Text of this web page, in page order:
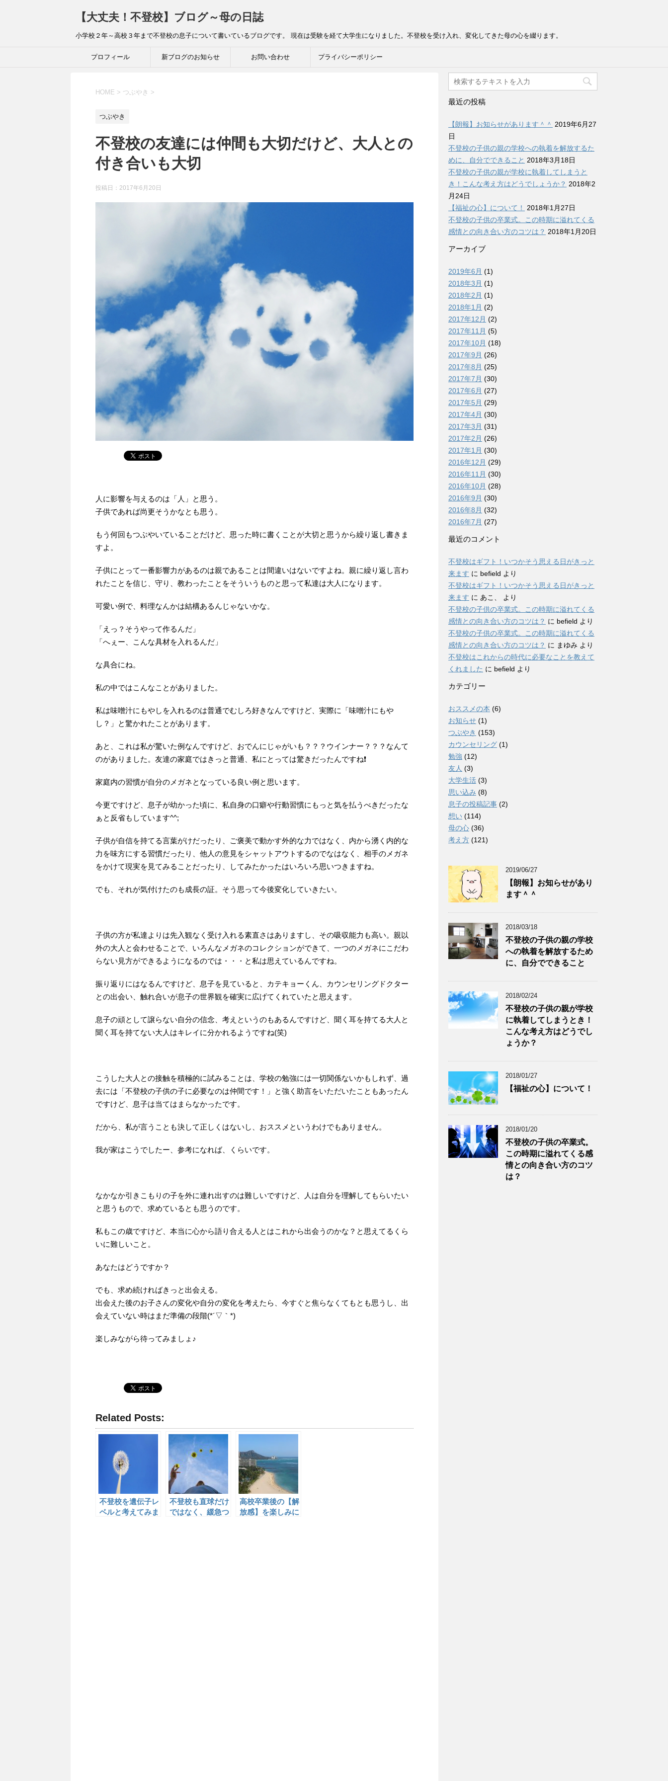
【大丈夫！不登校】ブログ～母の日誌
小学校２年～高校３年まで不登校の息子について書いているブログです。 現在は受験を経て大学生になりました。不登校を受け入れ、変化してきた母の心を綴ります。
プロフィール 新ブログのお知らせ お問い合わせ プライバシーポリシー
HOME > つぶやき >
つぶやき
不登校の友達には仲間も大切だけど、大人との
付き合いも大切
投稿日：2017年6月20日
人に影響を与えるのは「人」と思う。
子供であれば尚更そうかなとも思う。
もう何回もつぶやいていることだけど、思った時に書くことが大切と思うから繰り返し書きま
すよ。
子供にとって一番影響力があるのは親であることは間違いはないですよね。親に繰り返し言わ
れたことを信じ、守り、教わったことをそういうものと思って私達は大人になります。
可愛い例で、料理なんかは結構あるんじゃないかな。
「えっ？そうやって作るんだ」
「へぇー、こんな具材を入れるんだ」
な具合にね。
私の中ではこんなことがありました。
私は味噌汁にもやしを入れるのは普通でむしろ好きなんですけど、実際に「味噌汁にもや
し？」と驚かれたことがあります。
あと、これは私が驚いた例なんですけど、おでんにじゃがいも？？？ウインナー？？？なんて
のがありました。友達の家庭ではきっと普通、私にとっては驚きだったんですね❗️
家庭内の習慣が自分のメガネとなっている良い例と思います。
今更ですけど、息子が幼かった頃に、私自身の口癖や行動習慣にもっと気を払うべきだったな
ぁと反省もしています^^;
子供が自信を持てる言葉がけだったり、ご褒美で動かす外的な力ではなく、内から湧く内的な
力を味方にする習慣だったり、他人の意見をシャットアウトするのでなはなく、相手のメガネ
をかけて現実を見てみることだったり、してみたかったはいろいろ思いつきますね。
でも、それが気付けたのも成長の証。そう思って今後変化していきたい。
子供の方が私達よりは先入観なく受け入れる素直さはありますし、その吸収能力も高い。親以
外の大人と会わせることで、いろんなメガネのコレクションができて、一つのメガネにこだわ
らない見方ができるようになるのでは・・・と私は思えているんですね。
振り返りにはなるんですけど、息子を見ていると、カテキョーくん、カウンセリングドクター
との出会い、触れ合いが息子の世界観を確実に広げてくれていたと思えます。
息子の頑として譲らない自分の信念、考えというのもあるんですけど、聞く耳を持てる大人と
聞く耳を持てない大人はキレイに分かれるようですね(笑)
こうした大人との接触を積極的に試みることは、学校の勉強には一切関係ないかもしれず、過
去には「不登校の子供の子に必要なのは仲間です！」と強く助言をいただいたこともあったん
ですけど、息子は当てはまらなかったです。
だから、私が言うことも決して正しくはないし、おススメというわけでもありません。
我が家はこうでしたー、参考になれば、くらいです。
なかなか引きこもりの子を外に連れ出すのは難しいですけど、人は自分を理解してもらいたい
と思うもので、求めているとも思うのです。
私もこの歳ですけど、本当に心から語り合える人とはこれから出会うのかな？と思えてるくら
いに難しいこと。
あなたはどうですか？
でも、求め続ければきっと出会える。
出会えた後のお子さんの変化や自分の変化を考えたら、今すぐと焦らなくてもとも思うし、出
会えていない時はまだ準備の段階(*´▽｀*)
楽しみながら待ってみましょ♪
Related Posts:
不登校を遺伝子レ
ベルと考えてみま
不登校も直球だけ
ではなく、緩急つ
高校卒業後の【解
放感】を楽しみに
最近の投稿
【朗報】お知らせがあります＾＾ 2019年6月27
日
不登校の子供の親の学校への執着を解放するた
めに、自分でできること 2018年3月18日
不登校の子供の親が学校に執着してしまうと
き！こんな考え方はどうでしょうか？ 2018年2
月24日
【福祉の心】について！
2018年1月27日
不登校の子供の卒業式。この時期に溢れてくる
感情との向き合い方のコツは？ 2018年1月20日
アーカイブ
2019年6月 (1)
2018年3月 (1)
2018年2月 (1)
2018年1月 (2)
2017年12月 (2)
2017年11月 (5)
2017年10月 (18)
2017年9月 (26)
2017年8月 (25)
2017年7月 (30)
2017年6月 (27)
2017年5月 (29)
2017年4月 (30)
2017年3月 (31)
2017年2月 (26)
2017年1月 (30)
2016年12月 (29)
2016年11月 (30)
2016年10月 (28)
2016年9月 (30)
2016年8月 (32)
2016年7月 (27)
最近のコメント
不登校はギフト！いつかそう思える日がきっと
来ます に befield より
不登校はギフト！いつかそう思える日がきっと
来ます に あこ、
より
不登校の子供の卒業式。この時期に溢れてくる
感情との向き合い方のコツは？ に befield より
不登校の子供の卒業式。この時期に溢れてくる
感情との向き合い方のコツは？ に まゆみ より
不登校はこれからの時代に必要なことを教えて
くれました に befield より
カテゴリー
おススメの本 (6)
お知らせ (1)
つぶやき (153)
カウンセリング (1)
勉強 (12)
友人 (3)
大学生活 (3)
思い込み (8)
息子の投稿記事 (2)
想い (114)
母の心 (36)
考え方 (121)
2019/06/27
【朗報】お知らせがあり
ます＾＾
2018/03/18
不登校の子供の親の学校
への執着を解放するため
に、自分でできること
2018/02/24
不登校の子供の親が学校
に執着してしまうとき！
こんな考え方はどうでし
ょうか？
2018/01/27
【福祉の心】について！
2018/01/20
不登校の子供の卒業式。
この時期に溢れてくる感
情との向き合い方のコツ
は？